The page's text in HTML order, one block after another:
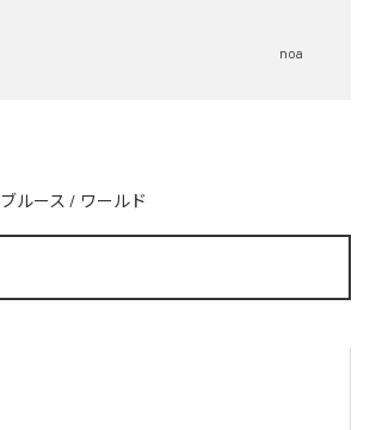
noa
ブルース / ワールド